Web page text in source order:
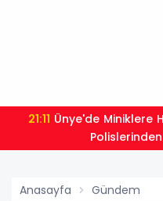
21:11
Anasayfa Gündem